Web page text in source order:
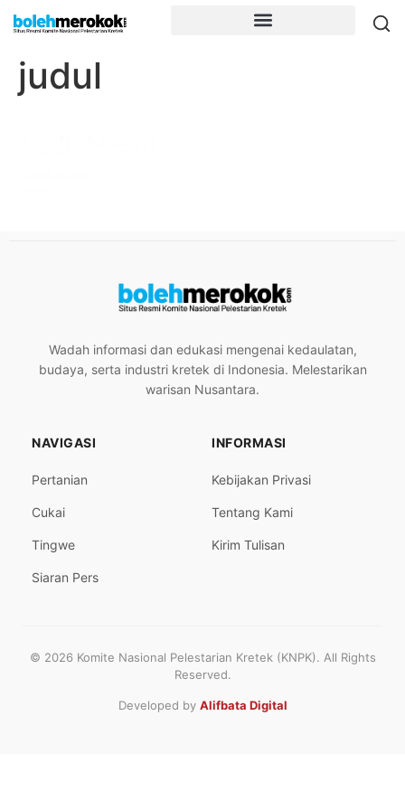
judul
Wadah informasi dan edukasi mengenai kedaulatan,
budaya, serta industri kretek di Indonesia. Melestarikan
warisan Nusantara.
NAVIGASI
Pertanian
Cukai
Tingwe
Siaran Pers
INFORMASI
Kebijakan Privasi
Tentang Kami
Kirim Tulisan
© 2026 Komite Nasional Pelestarian Kretek (KNPK). All Rights
Reserved.
Developed by Alifbata Digital